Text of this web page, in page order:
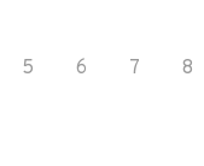
5 6 7 8